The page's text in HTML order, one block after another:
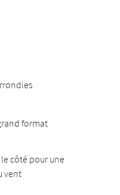
format
côté pour une
vent